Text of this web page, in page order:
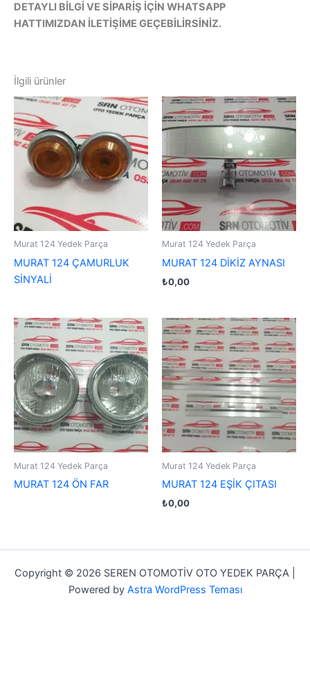
DETAYLI BİLGİ VE SİPARİŞ İÇİN WHATSAPP
HATTIMIZDAN İLETİŞİME GEÇEBİLİRSİNİZ.
İlgili ürünler
Murat 124 Yedek Parça
MURAT 124 ÇAMURLUK
SİNYALİ
Murat 124 Yedek Parça
MURAT 124 DİKİZ AYNASI
₺0,00
Murat 124 Yedek Parça
MURAT 124 ÖN FAR
Murat 124 Yedek Parça
MURAT 124 EŞİK ÇITASI
₺0,00
Copyright © 2026 SEREN OTOMOTİV OTO YEDEK PARÇA |
Powered by Astra WordPress Teması